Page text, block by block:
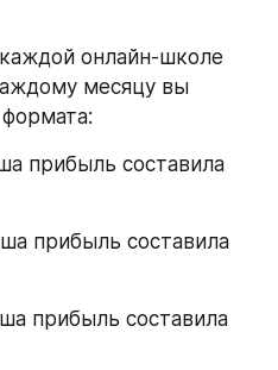
онлайн-школе
месяцу вы
прибыль составила
прибыль составила
прибыль составила